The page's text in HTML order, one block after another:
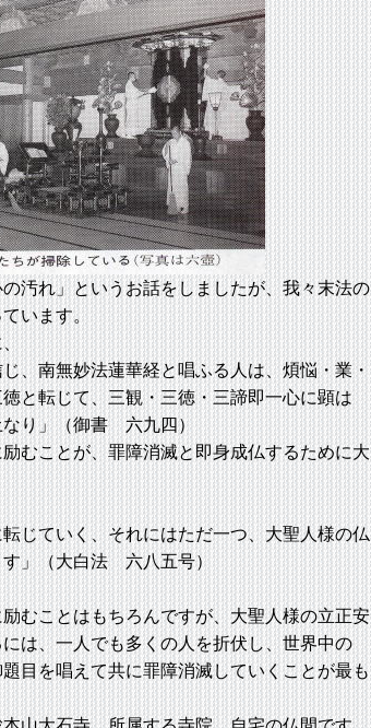
汚れ」というお話をしましたが、我々末法の
います。
、南無妙法蓮華経と唱ふる人は、煩悩・業・
と転じて、三観・三徳・三諦即一心に顕は
なり」（御書 六九四）
むことが、罪障消滅と即身成仏するために大
じていく、それにはただ一つ、大聖人様の仏
す」（大白法 六八五号）
むことはもちろんですが、大聖人様の立正安
は、一人でも多くの人を折伏し、世界中の
目を唱えて共に罪障消滅していくことが最も